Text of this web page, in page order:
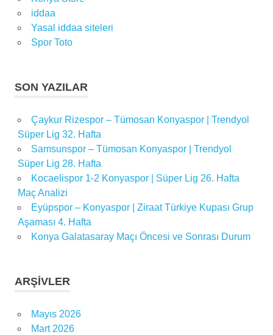
maç
savunma
spor
haberleri
spor
toto
süper
lig
Süper
Lig
süper
lig
süper lig
victor
nelsson
iddaa
Yasal iddaa siteleri
Spor Toto
SON YAZILAR
Çaykur Rizespor – Tümosan Konyaspor | Trendyol
Süper Lig 32. Hafta
Samsunspor – Tümosan Konyaspor | Trendyol
Süper Lig 28. Hafta
Kocaelispor 1-2 Konyaspor | Süper Lig 26. Hafta
Maç Analizi
Eyüpspor – Konyaspor | Ziraat Türkiye Kupası Grup
Aşaması 4. Hafta
Konya Galatasaray Maçı Öncesi ve Sonrası Durum
ARŞIVLER
Mayıs 2026
Mart 2026